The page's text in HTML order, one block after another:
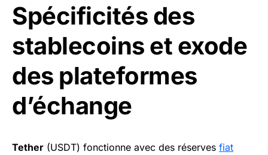
Spécificités des
stablecoins et exode
des plateformes
d’échange
Tether (USDT) fonctionne avec des réserves fiat